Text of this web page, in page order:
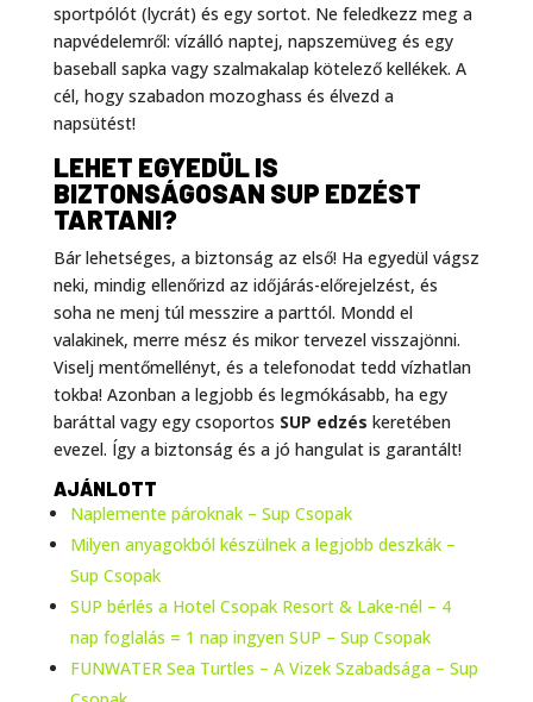
sportpólót (lycrát) és egy sortot. Ne feledkezz meg a
napvédelemről: vízálló naptej, napszemüveg és egy
baseball sapka vagy szalmakalap kötelező kellékek. A
cél, hogy szabadon mozoghass és élvezd a
napsütést!
LEHET EGYEDÜL IS
BIZTONSÁGOSAN SUP EDZÉST
TARTANI?
Bár lehetséges, a biztonság az első! Ha egyedül vágsz
neki, mindig ellenőrizd az időjárás-előrejelzést, és
soha ne menj túl messzire a parttól. Mondd el
valakinek, merre mész és mikor tervezel visszajönni.
Viselj mentőmellényt, és a telefonodat tedd vízhatlan
tokba! Azonban a legjobb és legmókásabb, ha egy
baráttal vagy egy csoportos SUP edzés keretében
evezel. Így a biztonság és a jó hangulat is garantált!
AJÁNLOTT
Naplemente pároknak – Sup Csopak
Milyen anyagokból készülnek a legjobb deszkák –
Sup Csopak
SUP bérlés a Hotel Csopak Resort & Lake-nél – 4
nap foglalás = 1 nap ingyen SUP – Sup Csopak
FUNWATER Sea Turtles – A Vizek Szabadsága – Sup